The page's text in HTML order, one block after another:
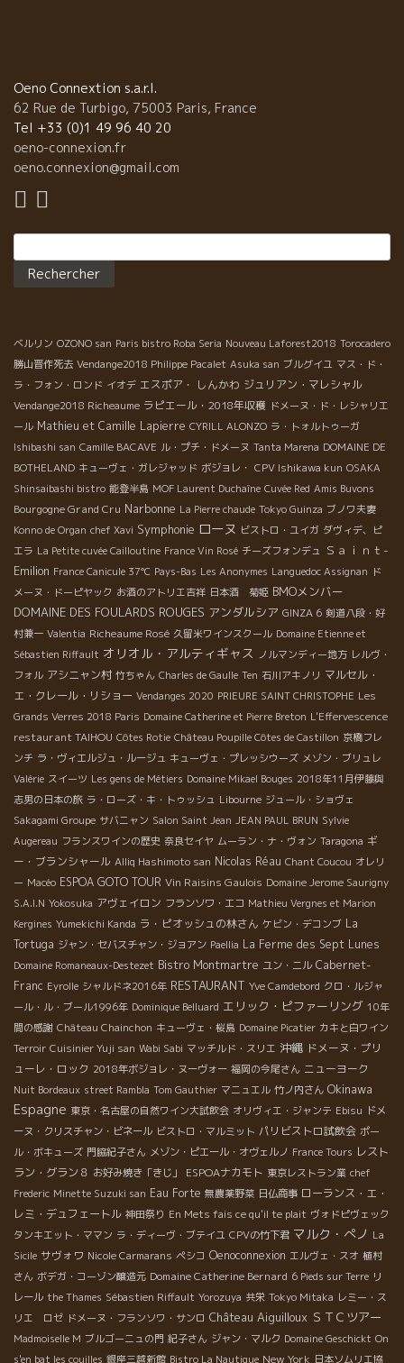
Oeno Connextion s.a.r.l.
62 Rue de Turbigo, 75003 Paris, France
Tel +33 (0)1 49 96 40 20
oeno-connexion.fr
oeno.connexion@gmail.com
ベルリン OZONO san Paris bistro Roba Seria Nouveau Laforest2018 Torocadero
勝山晋作死去 Vendange2018 Philippe Pacalet Asuka san ブルグイユ マス・ド・
ラ・フォン・ロンド イオデ エスポア・ しんかわ ジュリアン・マレシャル
Vendange2018 Richeaume ラピエール・2018年収穫 ドメーヌ・ド・レシャリエ
ール Mathieu et Camille Lapierre CYRILL ALONZO ラ・トォルトゥーガ
Ishibashi san Camille BACAVE ル・プチ・ドメーヌ Tanta Marena DOMAINE DE
BOTHELAND キューヴェ・ガレジャッド ボジョレ・ CPV Ishikawa kun OSAKA
Shinsaibashi bistro 能登半島 MOF Laurent Duchaîne Cuvée Red Amis Buvons
Bourgogne Grand Cru Narbonne La Pierre chaude Tokyo Guinza ブノワ夫妻
Konno de Organ chef Xavi Symphonie ローヌ ビストロ・ユイガ ダヴィデ、ピ
エラ La Petite cuvée Cailloutine France Vin Rosé チーズフォンデュ Ｓａｉｎｔ-
Emilion France Canicule 37℃ Pays-Bas Les Anonymes Languedoc Assignan ド
メーヌ・ドーピヤック お酒のアトリエ吉祥 日本酒 菊姫 BMOメンバー
DOMAINE DES FOULARDS ROUGES アンダルシア GINZA 6 剣道八段・好
村兼一 Valentia Richeaume Rosé 久留米ワインスクール Domaine Etienne et
Sébastien Riffault オリオル・アルティギャス ノルマンディー地方 レルヴ・
フォル アシニャン村 竹ちゃん Charles de Gaulle Ten 石川アキノリ マルセル・
エ・クレール・リショー Vendanges 2020 PRIEURE SAINT CHRISTOPHE Les
Grands Verres 2018 Paris Domaine Catherine et Pierre Breton L'Effervescence
restaurant TAIHOU Côtes Rotie Château Poupille Côtes de Castillon 京橋フレ
ンチ ラ・ヴィエルジュ・ルージュ キューヴェ・プレッシウーズ メゾン・ブリュレ
Valérie スイーツ Les gens de Métiers Domaine Mikael Bouges 2018年11月伊藤與
志男の日本の旅 ラ・ローズ・キ・トゥッシュ Libourne ジュール・ショヴェ
Sakagami Groupe サバニャン Salon Saint Jean JEAN PAUL BRUN Sylvie
Augereau フランスワインの歴史 奈良セイヤ ムーラン・ナ・ヴォン Taragona ギ
ー・ブランシャール Alliq Hashimoto san Nicolas Réau Chant Coucou オレリ
ー Macéo ESPOA GOTO TOUR Vin Raisins Gaulois Domaine Jerome Saurigny
S.A.I.N Yokosuka アヴェイロン フランソワ・エコ Mathieu Vergnes et Marion
Kergines Yumekichi Kanda ラ・ピオッシュの林さん ケビン・デコンブ La
Tortuga ジャン・セバスチャン・ジョアン Paellia La Ferme des Sept Lunes
Domaine Romaneaux-Destezet Bistro Montmartre ユン・ニル Cabernet-
Franc Eyrolle シャルドネ2016年 RESTAURANT Yve Camdebord クロ・ルジャ
ール・ル・ブール1996年 Dominique Belluard エリック・ピファーリング 10年
間の感謝 Château Chainchon キューヴェ・桜島 Domaine Picatier カキと白ワイン
Terroir Cuisinier Yuji san Wabi Sabi マッチルド・スリエ 沖縄 ドメーヌ・プリ
ューレ・ロック 2018年ボジョレ・ヌーヴォー 福岡の今尾さん ニューヨーク
Nuit Bordeaux street Rambla Tom Gauthier マニュエル 竹ノ内さん Okinawa
Espagne 東京・名古屋の自然ワイン大試飲会 オリヴィエ・ジャンテ Ebisu ドメ
ーヌ・クリスチャン・ビネール ビストロ・マルミット パリビストロ試飲会 ポー
ル・ボキューズ 門脇紀子さん メゾン・ピエール・オヴェルノ France Tours レスト
ラン・グラン８ お好み焼き「きじ」 ESPOAナカモト 東京レストラン業 chef
Frederic Minette Suzuki san Eau Forte 無農薬野菜 日仏商事 ローランス・エ・
レミ・デュフェートル 神田祭り En Mets fais ce qu'il te plait ヴォドピヴェック
タンキエット・ママン ラ・ディーヴ・ブテイユ CPVの竹下君 マルク・ぺノ La
Sicile サヴォワ Nicole Carmarans ペシコ Oenoconnexion エルヴェ・スオ 植村
さん ボデガ・コーゾン醸造元 Domaine Catherine Bernard 6 Pieds sur Terre リ
レール the Thames Sébastien Riffault Yorozuya 共栄 Tokyo Mitaka レミー・ス
リエ ロゼ ドメーヌ・フランソワ・サンロ Château Aiguilloux ＳＴＣツアー
Madmoiselle M ブルゴーニュの門 紀子さん ジャン・マルク Domaine Geschickt On
s'en bat les couilles 銀座三越新館 Bistro La Nautique New York 日本ソムリエ協